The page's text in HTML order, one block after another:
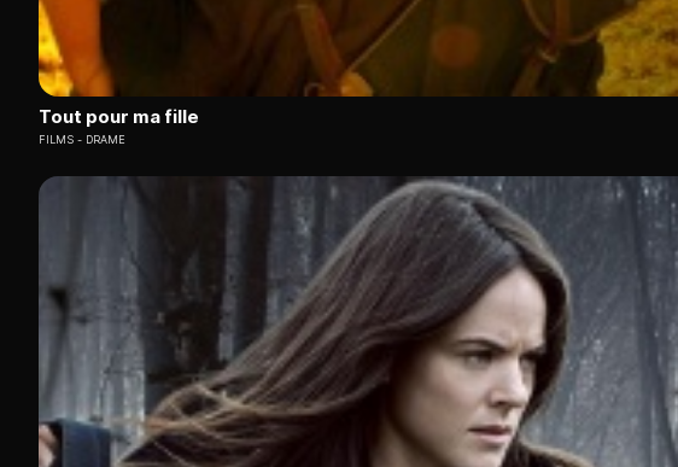
Tout pour ma fille
FILMS DRAME